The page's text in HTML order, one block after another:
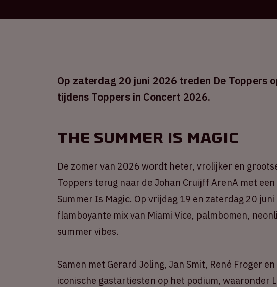
Op zaterdag 20 juni 2026 treden De Toppers
tijdens Toppers in Concert 2026.
The Summer Is Magic
De zomer van 2026 wordt heter, vrolijker en
Toppers terug naar de Johan Cruijff ArenA met
Summer Is Magic. Op vrijdag 19 en zaterdag 20
flamboyante mix van Miami Vice, palmbomen,
summer vibes.
Samen met Gerard Joling, Jan Smit, René Froger
iconische gastartiesten op het podium, waaronder